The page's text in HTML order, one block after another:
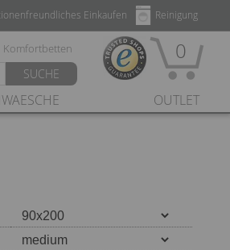
Reinigung
Einkaufen
Komfortbetten
SUCHE
0
OUTLET